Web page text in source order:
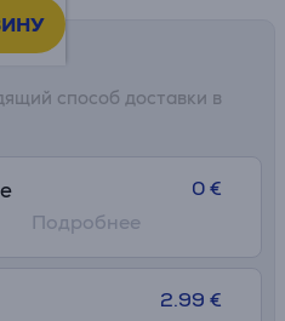
способ доставки в
0 €
Подробнее
2.99 €